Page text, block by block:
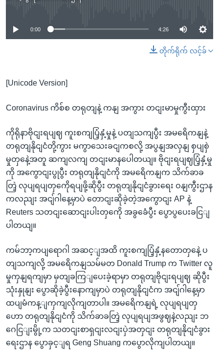
No media source currently available
0:00 4:26
တိုက်ရိုက် လင့်ခ်
[Unicode Version]
Coronavirus ကိစ်စ တရုတျနဲ့ ကနျ အကွား တငျးမာမှုကွီးထှား
ကိုရိုနာဗိုငျးရပျဈ ကူးစကျပြံ့နှံ့မှုနဲ့ ပတျသကျပွီး အမရေိကနျနဲ့
တရုတျနိုငျငံတို့ကွား မကွာသေးခငျကစလို့ အပွနျအလှနျ စှပျစှဲ
မှုတှနေဲ့အတူ ဆကျလကျ တငျးမာနပေါတယျ။ ဗိုငျးရပျဈပြံ့နှံ့မှု
ကို အကွောငျးပွုပွီး တရုတျနိုငျငံကို အမရေိကနျက သိက်ခာခ
တြဲ့ လုပျရပျတှကေိုရပျဖို့ဆိုပွီး တရုတျနိုငျငံခွားရေး ဝနျကွီးဌာန
ကလညျး အငျ်ဂါနေ့မှာပဲ တောငျးဆိုခဲ့တဲ့အကွောငျး AP နဲ့
Reuters သတငျးဆောငျးပါးတှကေို အခွခေံပွီး ပွောပွပေးခငြျ
ပါတယျ။
ကမ်ဘာ့ကပျရောဂါ အဆင့ျအထိ ကူးစကျပြံ့နှံ့နတောတှနေဲ့ ပ
တျသကျလို့ အမရေိကနျသမ်မတ Donald Trump က Twitter လူ
မှုကှနျရကျမှာ မှတျခကြျပေးခဲ့ရာမှာ တရုတျဗိုငျးရပျဈ ဆိုပွီး
သုံးနှုနျး ပွောဆိုခဲ့ပွီးနောကျမှာပဲ တရုတျနိုငျငံက အငျ်ဂါနေ့မှာ
ထပျမံကန့ျကှကျလိုကျတာပါ။ အမရေိကနျရဲ့ လုပျရပျတှ
ဟော တရုတျနိုငျငံကို သိက်ခာခတြဲ့ လုပျရပျအဖွဈနဲ့လညျး ဘ
ဂေငြျးမွို့က သတငျးစာရှငျးလငျးပှဲအတှငျး တရုတျနိုငျငံခွား
ရေးဌာန ပွောခှင့ျရ Geng Shuang ကပွောလိုကျပါတယျ။